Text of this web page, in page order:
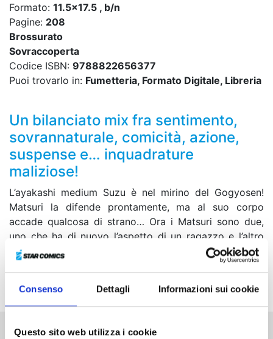
Consenso Dettagli Informazioni sui cookie
Questo sito web utilizza i cookie
Formato: 11.5x17.5 , b/n
Pagine: 208
Brossurato
Sovraccoperta
Codice ISBN: 9788822656377
Puoi trovarlo in: Fumetteria, Formato Digitale, Libreria
Un bilanciato mix fra sentimento,
sovrannaturale, comicità, azione,
suspense e… inquadrature
maliziose!
L’ayakashi medium Suzu è nel mirino del Gogyosen!
Matsuri la difende prontamente, ma al suo corpo
accade qualcosa di strano… Ora i Matsuri sono due,
uno che ha di nuovo l’aspetto di un ragazzo e l’altro
con un corpo femminile! Che tra loro, entrambi
convinti di essere il vero Matsuri, e Suzu si crei un